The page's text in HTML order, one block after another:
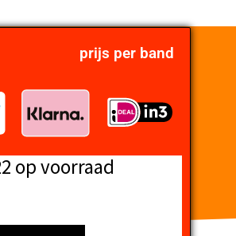
prijs per band
op voorraad